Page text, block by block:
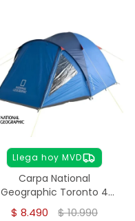
Llega hoy MVD
Carpa National
Geographic Toronto 4
personas
$ 8.490 $10.990